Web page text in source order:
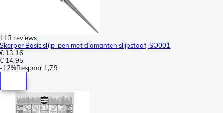
113 reviews
Skerper Basic slijp-pen met diamanten slijpstaaf, SO001
€ 13,16
€ 14,95
-12%Bespaar 1,79